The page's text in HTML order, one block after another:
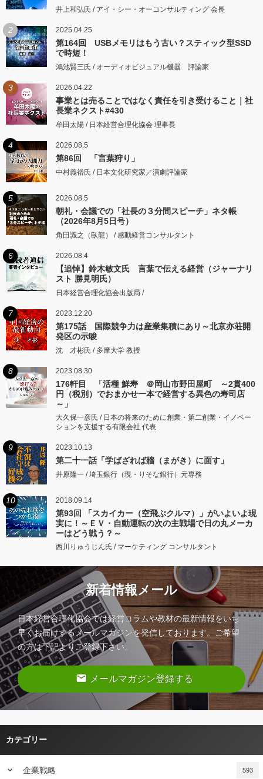
井上和弘氏 / アイ・シー・オーコンサルティング 会長
2 2025.04.25
第164回 USBメモリはもう古い？スティック型SSD
で時短！
鴻池賢三氏 / オーディオビジュアル機器 評論家
3 2026.04.22
事業とは売ることではなく責任を引き受けること｜社
長業ネクスト#430
牟田太陽 / 日本経営合理化協会 理事長
4 2026.08.5
第86回 「言葉狩り」
中村義裕氏 / 日本文化研究家／演劇評論家
5 2026.08.5
朝礼・会議での「社長の３分間スピーチ」ネタ帳
（2026年8月5日号）
角田識之（臥龍） / 感動経営コンサルタント
6 2026.08.4
【追悼】鈴木敏文氏 言葉で伝える経営（ジャーナリ
スト 勝見明氏）
日本経営合理化協会出版局 /
7 2023.12.20
第175話 国際競争力は産業集積にあり～北京亦荘開
発区の示唆
沈 才彬氏 / 多摩大学 教授
8 2023.08.30
176軒目 「活種 鮮寿 ＠岡山市野田屋町 ～2貫400
円（税別）でおまかせ一本で経営する異色の寿司店
～」
大久保一彦氏 / 日本の将来のために創業・第二創業・イノベー
ションを支援する有限会社 代表
9 2023.10.13
第二十一話「学ばざれば牆（まがき）に面す」
井原隆一 / 埼玉銀行（現・りそな銀行）元専務
10 2018.09.14
第93回 「スカイカー（空飛ぶクルマ）」がいよいよ現
実に！～ＥＶ・自動運転の次の主戦場で日の丸メーカ
ーはどう戦う？～
西川りゅうじん氏 / マーケティング コンサルタント
新着情報メール
日本経営合理化協会では経営コラムや教材の最新情報をいち
早くお届けするメールマガジンを発信しております。ご希望
の方は下記よりご登録下さい。
email メールマガジン登録する
カテゴリー
keyboard_arrow_down 企業戦略 593